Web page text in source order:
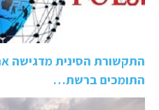
התקשורת הסינית מדגישה
התומכים ברשת…